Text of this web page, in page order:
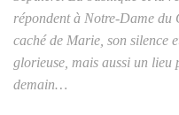
répondent à Notre-Dame du
caché de Marie, son silence
glorieuse, mais aussi un lieu
demain…